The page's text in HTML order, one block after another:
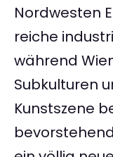
Nordwesten
reiche
während
Subkulturen
Kunstszene